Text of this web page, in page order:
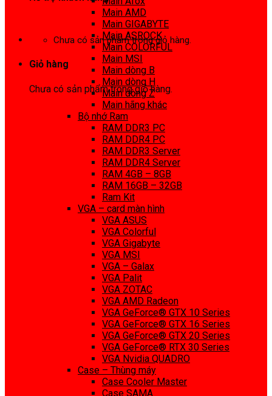
Chưa có sản phẩm trong giỏ hàng.
Giỏ hàng
Chưa có sản phẩm trong giỏ hàng.
Main AMD
Main GIGABYTE
Main ASROCK
Main COLORFUL
Main MSI
Main dòng B
Main dòng H
Main dòng Z
Main hãng khác
Bộ nhớ Ram
RAM DDR3 PC
RAM DDR4 PC
RAM DDR3 Server
RAM DDR4 Server
RAM 4GB – 8GB
RAM 16GB – 32GB
Ram Kit
VGA – card màn hình
VGA ASUS
VGA Colorful
VGA Gigabyte
VGA MSI
VGA – Galax
VGA Palit
VGA ZOTAC
VGA AMD Radeon
VGA GeForce® GTX 10 Series
VGA GeForce® GTX 16 Series
VGA GeForce® GTX 20 Series
VGA GeForce® RTX 30 Series
VGA Nvidia QUADRO
Case – Thùng máy
Case Cooler Master
Case SAMA